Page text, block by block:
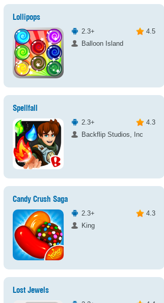
Lollipops
2.3+
4.5
Balloon Island
Spellfall
2.3+
4.3
Backflip Studios, Inc
Candy Crush Saga
2.3+
4.3
King
Lost Jewels